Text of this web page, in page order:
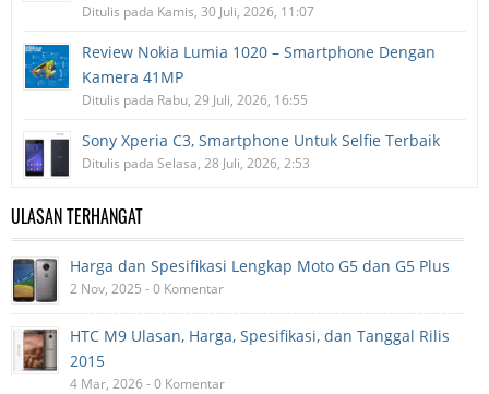
Ditulis pada Kamis, 30 Juli, 2026, 11:07
Review Nokia Lumia 1020 – Smartphone Dengan
Kamera 41MP
Ditulis pada Rabu, 29 Juli, 2026, 16:55
Sony Xperia C3, Smartphone Untuk Selfie Terbaik
Ditulis pada Selasa, 28 Juli, 2026, 2:53
ULASAN TERHANGAT
Harga dan Spesifikasi Lengkap Moto G5 dan G5 Plus
2 Nov, 2025 - 0 Komentar
HTC M9 Ulasan, Harga, Spesifikasi, dan Tanggal Rilis
2015
4 Mar, 2026 - 0 Komentar